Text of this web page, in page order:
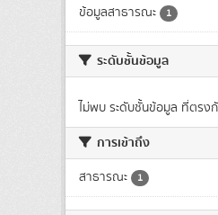
ข้อมูลสาธารณะ 1
ระดับชั้นข้อมูล
ไม่พบ ระดับชั้นข้อมูล ที่ตรง
การเข้าถึง
สาธารณะ 1